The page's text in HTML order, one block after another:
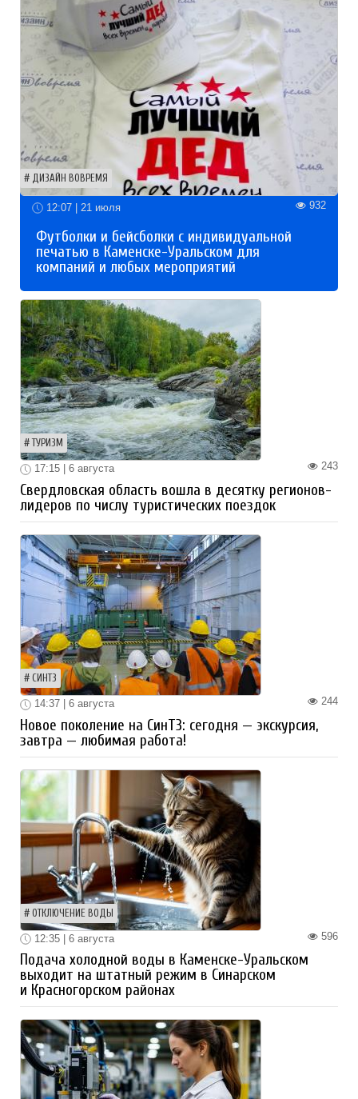
ДИЗАЙН ВОВРЕМЯ
12:07 | 21 июля 932
Футболки и бейсболки с индивидуальной
печатью в Каменске-Уральском для
компаний и любых мероприятий
ТУРИЗМ
243
17:15 | 6 августа
Свердловская область вошла в десятку регионов-
лидеров по числу туристических поездок
СИНТЗ
244
14:37 | 6 августа
Новое поколение на СинТЗ: сегодня — экскурсия,
завтра — любимая работа!
ОТКЛЮЧЕНИЕ ВОДЫ
596
12:35 | 6 августа
Подача холодной воды в Каменске-Уральском
выходит на штатный режим в Синарском
и Красногорском районах